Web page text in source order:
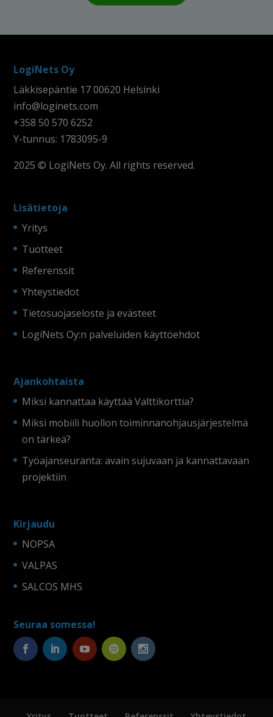
LogiNets Oy
Läkkisepäntie 17 00620 Helsinki
info@loginets.com
+358 50 570 6252
Y-tunnus: 1783095-9
2025 © LogiNets Oy. All rights reserved.
Lisätietoja
Yritys
Tuotteet
Referenssit
Yhteystiedot
Tietosuojaseloste ja evästeet
LogiNets Oy:n palveluiden käyttöehdot
Ajankohtaista
Miksi kannattaa käyttää Valttikorttia?
Miksi mobiili huollon toiminnanohjausjärjestelmä
on tärkeä?
Työajanseuranta: avain sujuvaan ja kannattavaan
projektiin
Kirjaudu
NOPSA
VALPAS
SALCOS MHS
Seuraa somessa!